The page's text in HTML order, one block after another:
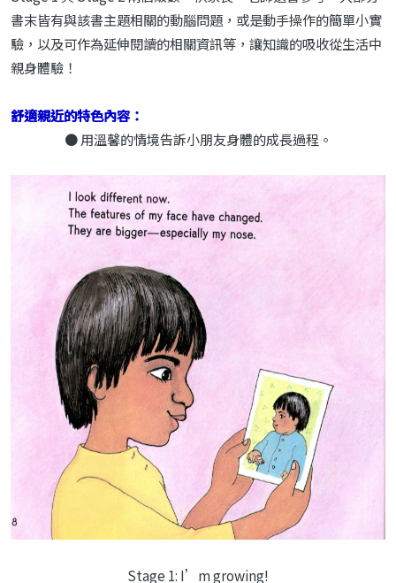
書末皆有與該書主題相關的動腦問題，或是動手操作的簡單小實
驗，以及可作為延伸閱讀的相關資訊等，讓知識的吸收從生活中
親身體驗！
舒適親近的特色內容：
● 用溫馨的情境告訴小朋友身體的成長過程。
Stage 1: I’m growing!